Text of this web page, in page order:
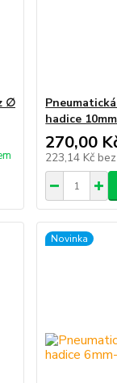
∅
hadice
270,00
223,14 Kč
Novinka